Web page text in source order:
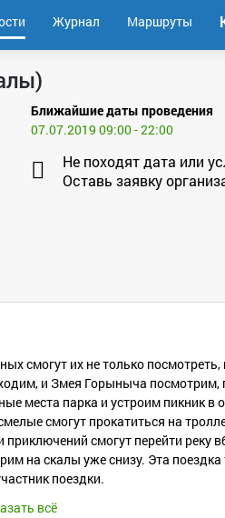
Журнал Маршруты
Ближайшие даты проведения
07.07.2019 09:00 - 22:00
Не походят дата или
Оставь заявку
смогут их не только посмотреть,
и Змея Горыныча
места парка и устроим пикник в
смогут прокатиться на
смогут перейти реку
на скалы уже снизу. Эта поездка
поездки.
всё